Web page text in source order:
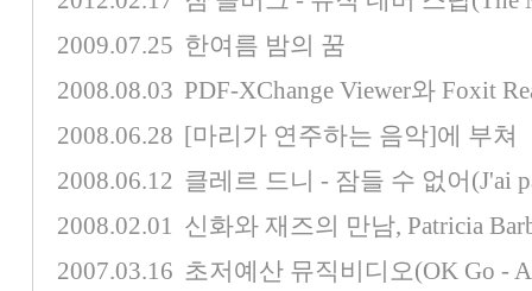
2009.07.25 한여름 밤의 꿈
2008.08.03 PDF-XChange Viewer와 Foxit
2008.06.28 [마리가 연주하는 음악]에 부쳐
2008.06.12 클레르 드니 - 잠들 수 없어(J'ai
2008.02.01 신화와 재즈의 만남, Patricia
2007.03.16 초저예산 뮤직비디오(OK Go -